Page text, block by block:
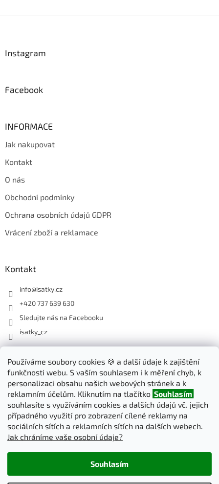
Používáme soubory cookies 🍪 a další údaje k zajištění
funkčnosti webu. S vaším souhlasem i k měření chyb, k
personalizaci obsahu našich webových stránek a k
reklamním účelům. Kliknutím na tlačítko Souhlasím
souhlasíte s využíváním cookies a dalších údajů vč. jejich
případného využití pro zobrazení cílené reklamy na
sociálních sítích a reklamních sítích na dalších webech.
Jak chráníme vaše osobní údaje?
Souhlasím
Instagram
Facebook
INFORMACE
Jak nakupovat
Kontakt
O nás
Obchodní podmínky
Ochrana osobních údajů GDPR
Vrácení zboží a reklamace
Kontakt
info@isatky.cz
+420 737 639 630
Sledujte nás na Facebooku
isatky_cz
Odebírat newsletter
Vložte svůj e-mail a my vám budeme zasílat informace o nových
produktech na našem e-shopu.
E-mail
PŘIHLÁSIT SE